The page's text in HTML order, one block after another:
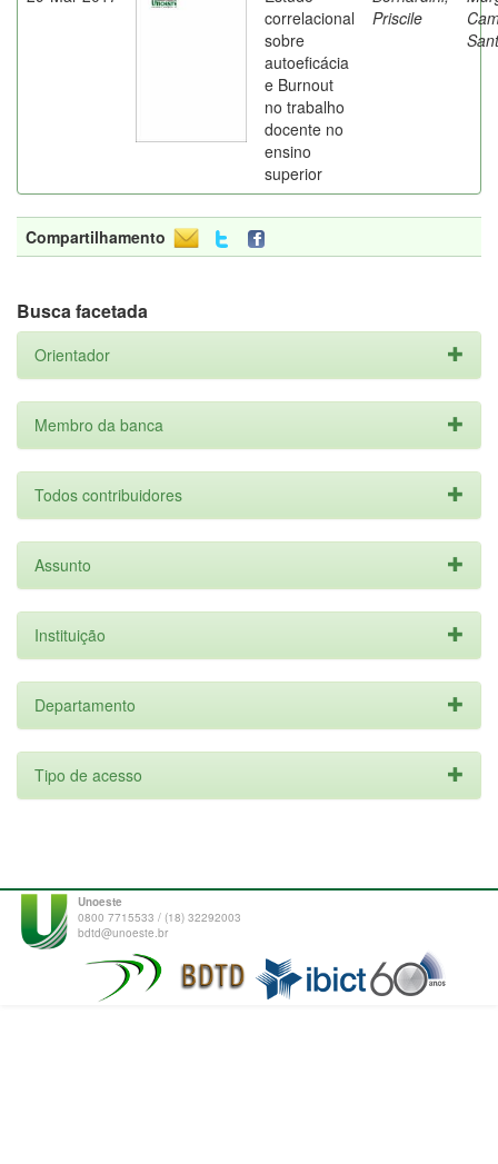
correlacional
sobre
autoeficácia
e Burnout
no trabalho
docente no
ensino
superior
Priscile
Compartilhamento
Busca facetada
Orientador
Membro da banca
Todos contribuidores
Assunto
Instituição
Departamento
Tipo de acesso
Unoeste
0800 7715533 / (18) 32292003
bdtd@unoeste.br